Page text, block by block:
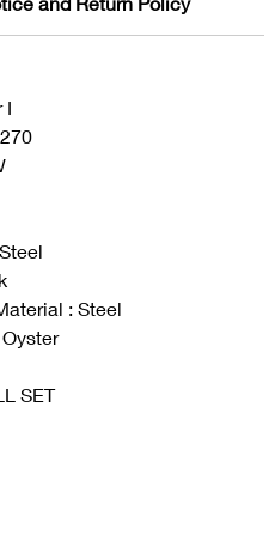
I
: Steel
SET